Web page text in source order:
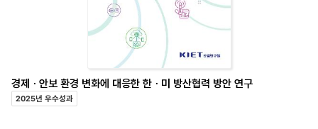
경제ㆍ안보 환경 변화에 대응한 한ㆍ미 방산협력 방안 연구
2025년 우수성과